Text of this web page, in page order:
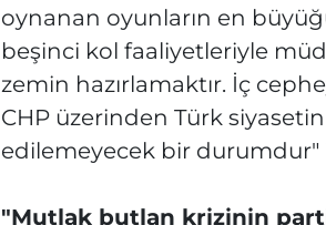
oynanan oyunların en
beşinci kol faaliyetleriyle
zemin hazırlamaktır. İç
CHP üzerinden Türk
edilemeyecek bir durumdur"
"Mutlak butlan krizinin